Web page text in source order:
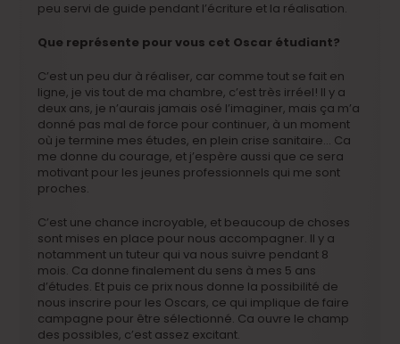
peu servi de guide pendant l’écriture et la réalisation.
Que représente pour vous cet Oscar étudiant?
C’est un peu dur à réaliser, car comme tout se fait en
ligne, je vis tout de ma chambre, c’est très irréel! Il y a
deux ans, je n’aurais jamais osé l’imaginer, mais ça m’a
donné pas mal de force pour continuer, à un moment
où je termine mes études, en plein crise sanitaire… Ca
me donne du courage, et j’espère aussi que ce sera
motivant pour les jeunes professionnels qui me sont
proches.
C’est une chance incroyable, et beaucoup de choses
sont mises en place pour nous accompagner. Il y a
notamment un tuteur qui va nous suivre pendant 8
mois. Ca donne finalement du sens à mes 5 ans
d’études. Et puis ce prix nous donne la possibilité de
nous inscrire pour les Oscars, ce qui implique de faire
campagne pour être sélectionné. Ca ouvre le champ
des possibles, c’est assez excitant.